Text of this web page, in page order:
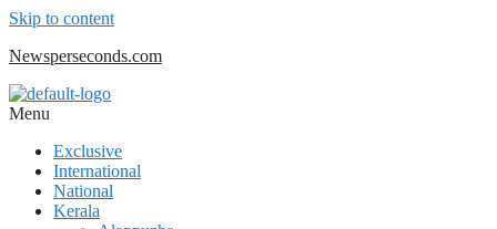
Skip to content
Newsperseconds.com
Menu
Exclusive
International
National
Kerala